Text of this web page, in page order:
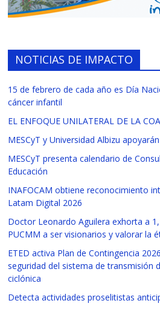
NOTICIAS DE IMPACTO
15 de febrero de cada año es Día
cáncer infantil
EL ENFOQUE UNILATERAL DE LA
MESCyT y Universidad Albizu
MESCyT presenta calendario de
Educación
INAFOCAM obtiene reconocimiento
Latam Digital 2026
Doctor Leonardo Aguilera exhorta a
PUCMM a ser visionarios y valorar la
ETED activa Plan de Contingencia
seguridad del sistema de transmisión
ciclónica
Detecta actividades proselitistas